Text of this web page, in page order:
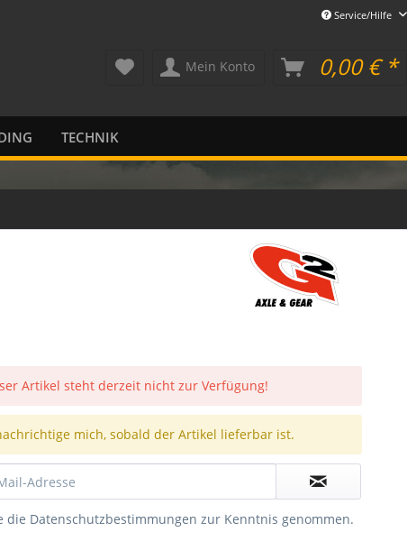
Service/Hilfe
Mein Konto 0,00 € *
TECHNIK
Artikel steht derzeit nicht zur Verfügung!
mich, sobald der Artikel lieferbar ist.
die Datenschutzbestimmungen zur Kenntnis genommen.